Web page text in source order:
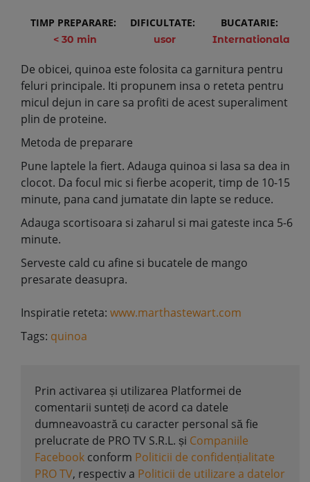
TIMP PREPARARE:
< 30 min
DIFICULTATE:
usor
BUCATARIE:
Internationala
De obicei, quinoa este folosita ca garnitura pentru
feluri principale. Iti propunem insa o reteta pentru
micul dejun in care sa profiti de acest superaliment
plin de proteine.
Metoda de preparare
Pune laptele la fiert. Adauga quinoa si lasa sa dea in
clocot. Da focul mic si fierbe acoperit, timp de 10-15
minute, pana cand jumatate din lapte se reduce.
Adauga scortisoara si zaharul si mai gateste inca 5-6
minute.
Serveste cald cu afine si bucatele de mango
presarate deasupra.
Inspiratie reteta: www.marthastewart.com
Tags: quinoa
Prin activarea și utilizarea Platformei de
comentarii sunteți de acord ca datele
dumneavoastră cu caracter personal să fie
prelucrate de PRO TV S.R.L. și Companiile
Facebook conform Politicii de confidențialitate
PRO TV, respectiv a Politicii de utilizare a datelor